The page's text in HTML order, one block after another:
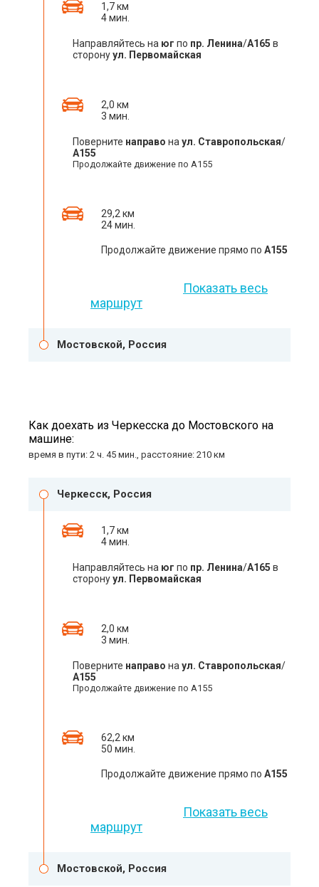
1,7 км
4 мин.
Направляйтесь на юг по пр. Ленина/А165 в
сторонуул. Первомайская
2,0 км
3 мин.
Поверните направо на ул. Ставропольская/
А155
Продолжайте движение по А155
29,2 км
24 мин.
Продолжайте движение прямо по А155
Показать весь
маршрут
Мостовской, Россия
Как доехать из Черкесска до Мостовского на
машине:
время в пути: 2 ч. 45 мин., расстояние: 210 км
Черкесск, Россия
1,7 км
4 мин.
Направляйтесь на юг по пр. Ленина/А165 в
сторонуул. Первомайская
2,0 км
3 мин.
Поверните направо на ул. Ставропольская/
А155
Продолжайте движение по А155
62,2 км
50 мин.
Продолжайте движение прямо по А155
Показать весь
маршрут
Мостовской, Россия